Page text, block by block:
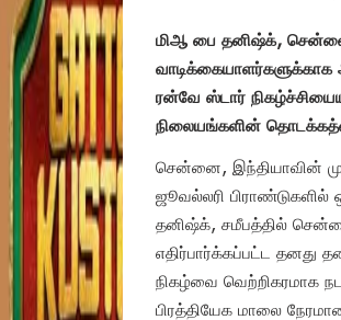
மிஆ பை தனிஷ்க்,
ரன்வே ஸ்டார்
நிலையங்களின்
சென்னை, இந்தியாவின்
ஜூவல்லரி
தனிஷ்க், சமீபத்தில்
எதிர்பார்க்கப்பட்ட தனது
நிகழ்வை வெற்றிகரமாக நடத்தியிருக்கிறது.
பிரத்தியேக மாலை